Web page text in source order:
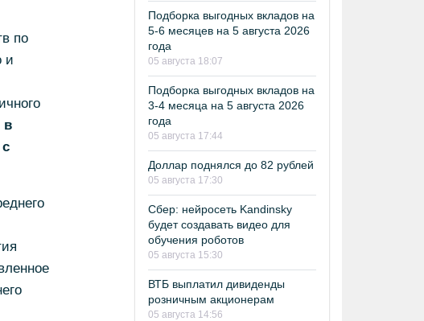
по
и
в
Подборка выгодных вкладов на
5-6 месяцев на 5 августа 2026
года
05 августа 18:07
Подборка выгодных вкладов на
3-4 месяца на 5 августа 2026
года
05 августа 17:44
Доллар поднялся до 82 рублей
05 августа 17:30
Сбер: нейросеть Kandinsky
будет создавать видео для
обучения роботов
05 августа 15:30
ВТБ выплатил дивиденды
розничным акционерам
05 августа 14:56